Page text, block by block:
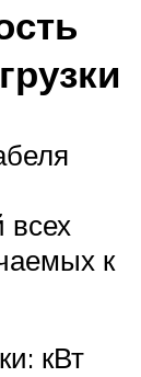
всех
к
кВт